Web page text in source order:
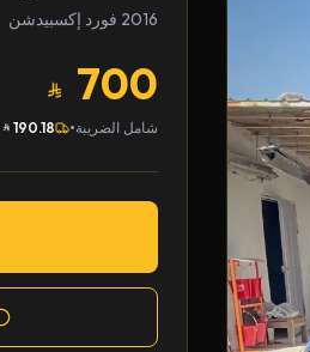
2016 فورد إكسبيدشن
700
شامل الضريبة•
190.18